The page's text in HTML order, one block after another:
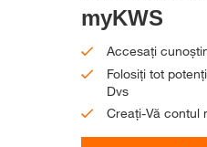
myKWS
Accesați
Folosiți tot
Dvs
Creați-Vă contul